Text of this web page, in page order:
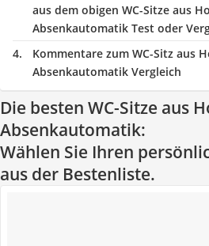
aus dem obigen WC-Sitze aus
Absenkautomatik Test oder
Kommentare zum WC-Sitz aus
Absenkautomatik Vergleich
Die besten WC-Sitze aus
Absenkautomatik:
Wählen Sie Ihren
aus der Bestenliste.